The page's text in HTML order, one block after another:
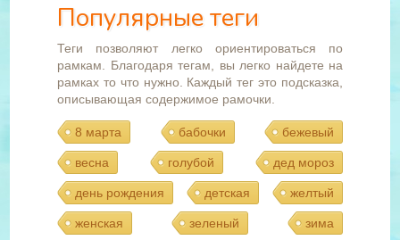
Популярные теги
Теги позволяют легко ориентироваться по
рамкам. Благодаря тегам, вы легко найдете на
рамках то что нужно. Каждый тег это подсказка,
описывающая содержимое рамочки.
8 марта бабочки бежевый
весна голубой дед мороз
день рождения детская желтый
женская зеленый зима